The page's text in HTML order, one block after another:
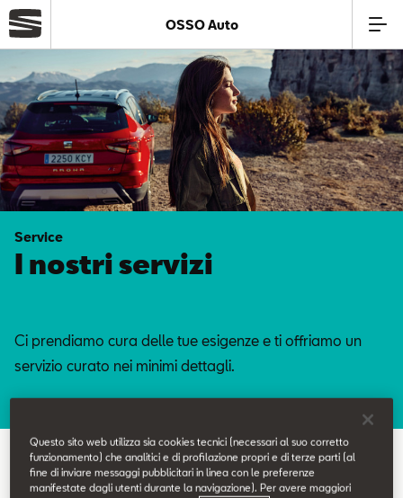
Azienda
Modelli
Offerte
Service
Configuratore
OSSO Auto
Service
I nostri servizi
Ci prendiamo cura delle tue esigenze e ti offriamo un
servizio curato nei minimi dettagli.
Revisione
Questo sito web utilizza sia cookies tecnici (necessari al suo corretto
funzionamento) che analitici e di profilazione propri e di terze parti (al
fine di inviare messaggi pubblicitari in linea con le preferenze
manifestate dagli utenti durante la navigazione). Per avere maggiori